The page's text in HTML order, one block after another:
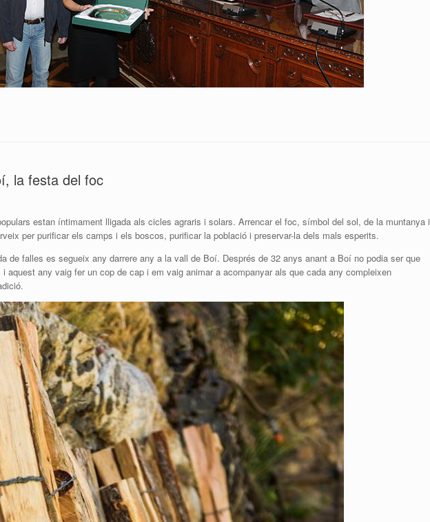
la festa del foc
estan íntimament lligada als cicles agraris i solars. Arrencar el foc, símbol del sol, de la muntanya i
per purificar els camps i els boscos, purificar la població i preservar-la dels mals esperits.
de falles es segueix any darrere any a la vall de Boí. Després de 32 anys anant a Boí no podia ser que
aquest any vaig fer un cop de cap i em vaig animar a acompanyar als que cada any compleixen